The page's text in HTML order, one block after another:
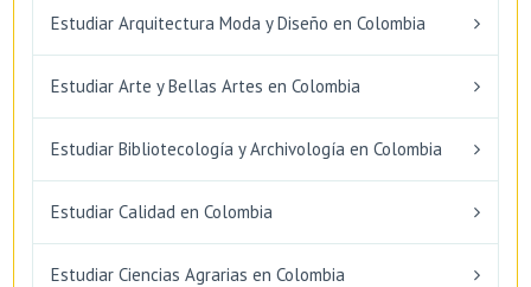
Estudiar Arquitectura Moda y Diseño en Colombia
Estudiar Arte y Bellas Artes en Colombia
Estudiar Bibliotecología y Archivología en Colombia
Estudiar Calidad en Colombia
Estudiar Ciencias Agrarias en Colombia